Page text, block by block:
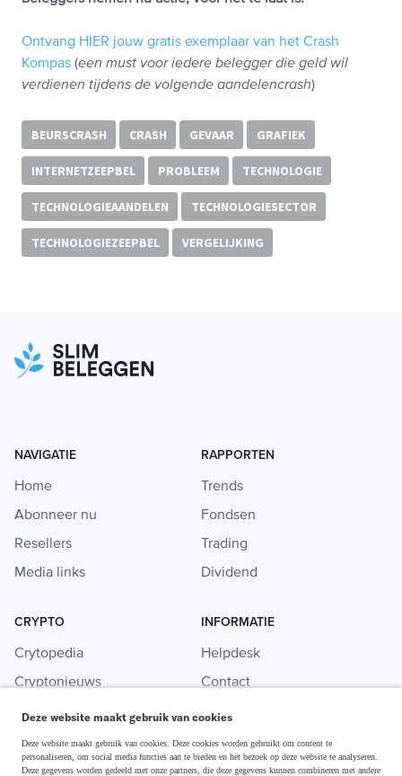
Ontvang HIER jouw gratis exemplaar van het Crash
Kompas (een must voor iedere belegger die geld wil
verdienen tijdens de volgende aandelencrash)
BEURSCRASH CRASH GEVAAR GRAFIEK
INTERNETZEEPBEL PROBLEEM TECHNOLOGIE
TECHNOLOGIEAANDELEN TECHNOLOGIESECTOR
TECHNOLOGIEZEEPBEL VERGELIJKING
NAVIGATIE
Home
Abonneer nu
Resellers
Media links
RAPPORTEN
Trends
Fondsen
Trading
Dividend
CRYPTO
Crytopedia
Cryptonieuws
Crypto koopgids
Investeren in crypto
INFORMATIE
Helpdesk
Contact
Adverteren
Deze website maakt gebruik van cookies
Deze website maakt gebruik van cookies. Deze cookies worden gebruikt om content te
personaliseren, om social media functies aan te bieden en het bezoek op deze website te analyseren.
Deze gegevens worden gedeeld met onze partners, die deze gegevens kunnen combineren met andere